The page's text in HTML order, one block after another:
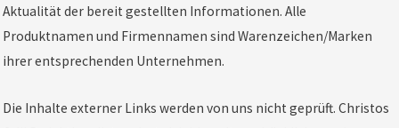
Aktualität der bereit gestellten Informationen. Alle
Produktnamen und Firmennamen sind Warenzeichen/Marken
ihrer entsprechenden Unternehmen.
Die Inhalte externer Links werden von uns nicht geprüft. Christos